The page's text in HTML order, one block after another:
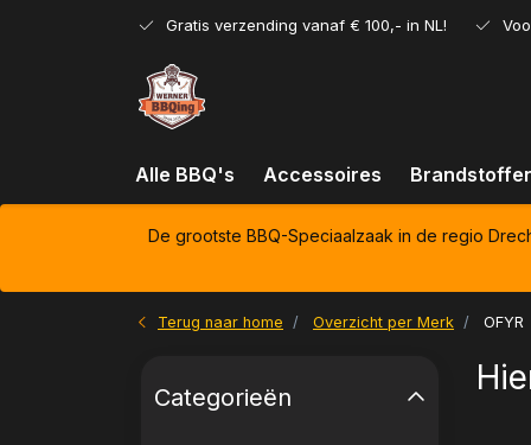
Gratis verzending vanaf € 100,- in NL!
Alle BBQ's Accessoires
De grootste BBQ-Speciaalzaak in de regio
Terug naar home Overzicht per Merk OFYR
Categorieën